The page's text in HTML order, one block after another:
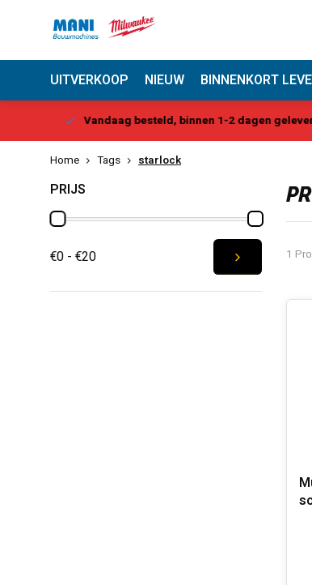
UITVERKOOP NIEUW BINNENKORT
Vandaag besteld, binnen 1-2 dagen geleverd*
Home Tags starlock
PRIJS
€0 - €20 1